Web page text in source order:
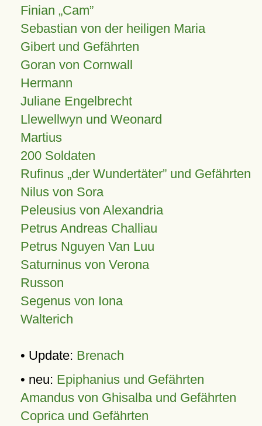
Finian Cam
Sebastian von der heiligen Maria
Gibert und Gefährten
Goran von Cornwall
Hermann
Juliane Engelbrecht
Llewellwyn und Weonard
Martius
200 Soldaten
Rufinus „der Wundertäter” und Gefährten
Nilus von Sora
Peleusius von Alexandria
Petrus Andreas Challiau
Petrus Nguyen Van Luu
Saturninus von Verona
Russon
Segenus von Iona
Walterich
• Update: Brenach
• neu: Epiphanius und Gefährten
Amandus von Ghisalba und Gefährten
Coprica und Gefährten